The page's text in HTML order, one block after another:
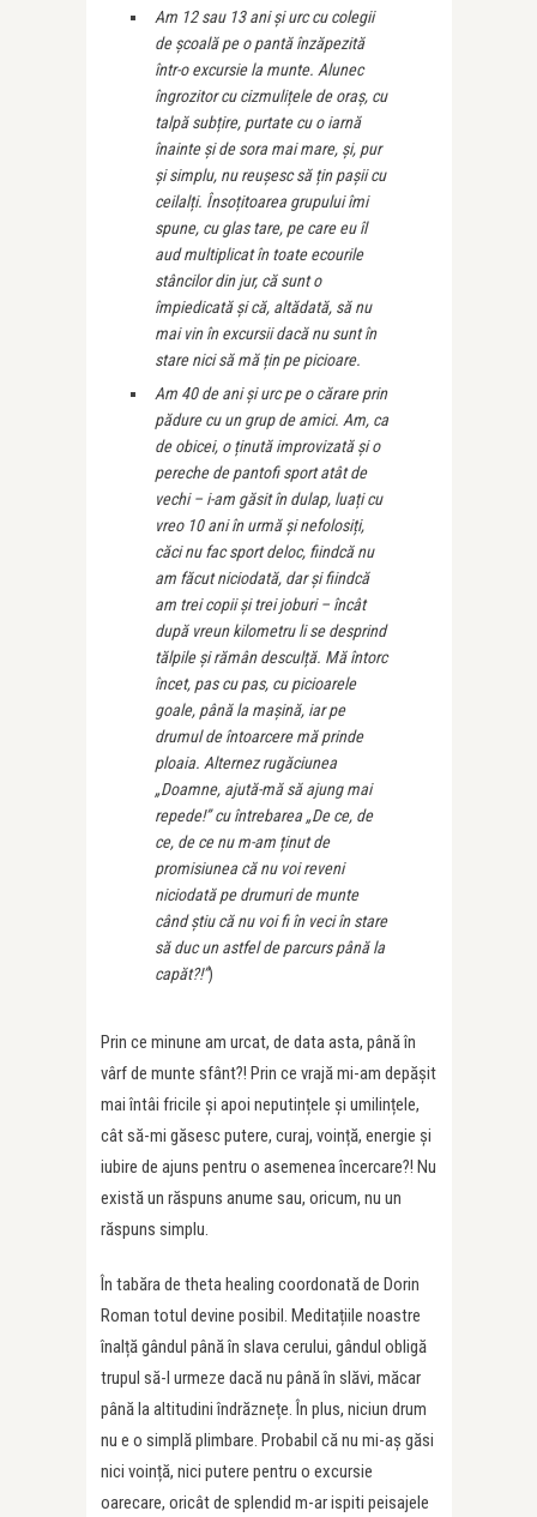
Am 12 sau 13 ani și urc cu colegii
de școală pe o pantă înzăpezită
într-o excursie la munte. Alunec
îngrozitor cu cizmulițele de oraș, cu
talpă subțire, purtate cu o iarnă
înainte și de sora mai mare, și, pur
și simplu, nu reușesc să țin pașii cu
ceilalți. Însoțitoarea grupului îmi
spune, cu glas tare, pe care eu îl
aud multiplicat în toate ecourile
stâncilor din jur, că sunt o
împiedicată și că, altădată, să nu
mai vin în excursii dacă nu sunt în
stare nici să mă țin pe picioare.
Am 40 de ani și urc pe o cărare prin
pădure cu un grup de amici. Am, ca
de obicei, o ținută improvizată și o
pereche de pantofi sport atât de
vechi – i-am găsit în dulap, luați cu
vreo 10 ani în urmă și nefolosiți,
căci nu fac sport deloc, fiindcă nu
am făcut niciodată, dar și fiindcă
am trei copii și trei joburi – încât
după vreun kilometru li se desprind
tălpile și rămân desculță. Mă întorc
încet, pas cu pas, cu picioarele
goale, până la mașină, iar pe
drumul de întoarcere mă prinde
ploaia. Alternez rugăciunea
„Doamne, ajută-mă să ajung mai
repede!” cu întrebarea „De ce, de
ce, de ce nu m-am ținut de
promisiunea că nu voi reveni
niciodată pe drumuri de munte
când știu că nu voi fi în veci în stare
să duc un astfel de parcurs până la
capăt?!”)
Prin ce minune am urcat, de data asta, până în
vârf de munte sfânt?! Prin ce vrajă mi-am depășit
mai întâi fricile și apoi neputințele și umilințele,
cât să-mi găsesc putere, curaj, voință, energie și
iubire de ajuns pentru o asemenea încercare?! Nu
există un răspuns anume sau, oricum, nu un
răspuns simplu.
În tabăra de theta healing coordonată de Dorin
Roman totul devine posibil. Meditațiile noastre
înalță gândul până în slava cerului, gândul obligă
trupul să-l urmeze dacă nu până în slăvi, măcar
până la altitudini îndrăznețe. În plus, niciun drum
nu e o simplă plimbare. Probabil că nu mi-aș găsi
nici voință, nici putere pentru o excursie
oarecare, oricât de splendid m-ar ispiti peisajele